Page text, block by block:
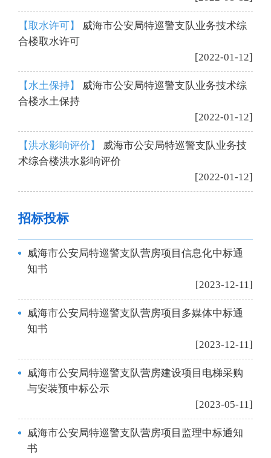
【取水许可】 威海市公安局特巡警支队业务技术综
合楼取水许可
[2022-01-12]
【水土保持】 威海市公安局特巡警支队业务技术综
合楼水土保持
[2022-01-12]
【洪水影响评价】 威海市公安局特巡警支队业务技
术综合楼洪水影响评价
[2022-01-12]
招标投标
威海市公安局特巡警支队营房项目信息化中标通
知书
[2023-12-11]
威海市公安局特巡警支队营房项目多媒体中标通
知书
[2023-12-11]
威海市公安局特巡警支队营房建设项目电梯采购
与安装预中标公示
[2023-05-11]
威海市公安局特巡警支队营房项目监理中标通知
书